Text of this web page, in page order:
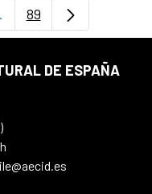
intermédiaires
Page
89
DE ESPAÑA